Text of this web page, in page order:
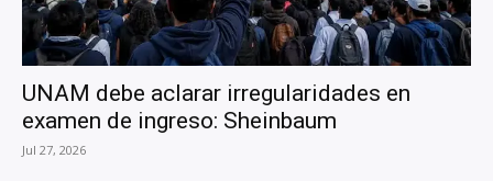
UNAM debe aclarar irregularidades en
examen de ingreso: Sheinbaum
Jul 27, 2026